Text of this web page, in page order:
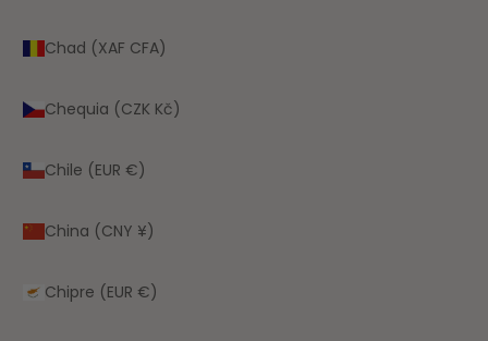
Chad (XAF CFA)
Chequia (CZK Kč)
Chile (EUR €)
China (CNY ¥)
Chipre (EUR €)